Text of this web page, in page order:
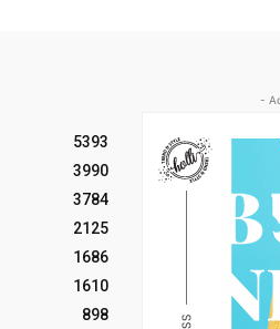
5393
3990
3784
2125
1686
1610
898
-